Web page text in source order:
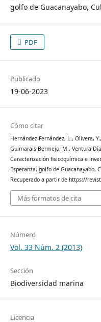
golfo de Guacanayabo,
PDF
Publicado
19-06-2023
Cómo citar
Hernández-Fernández, L., Olivera,
Guimarais Bermejo, M., Ventura
Caracterización fisicoquímica e
Esperanza, golfo de Guacanayabo,
Recuperado a partir de https://
Más formatos de cita
Número
Vol. 33 Núm. 2 (2013)
Sección
Biodiversidad marina
Licencia